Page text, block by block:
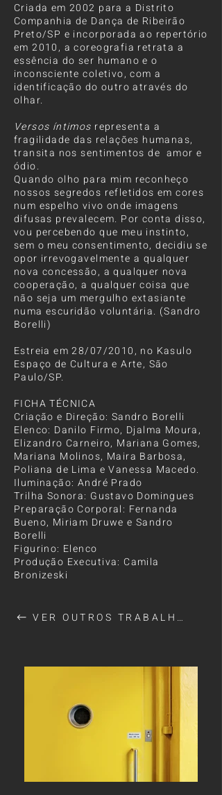
Criada em 2002 para a Distrito
Companhia de Dança de Ribeirão
Preto/SP e incorporada ao repertório
em 2010, a coreografia retrata a
essência do ser humano e o
inconsciente coletivo, com a
identificação do outro através do
olhar.
Versos íntimos representa a
fragilidade das relações humanas,
transita nos sentimentos de amor e
ódio.
Quando olho para mim reconheço
nossos segredos refletidos em cores
num espelho vivo onde imagens
difusas prevalecem. Por conta disso,
vou percebendo que meu instinto,
sem o meu consentimento, decidiu se
opor irrevogavelmente a qualquer
nova concessão, a qualquer nova
cooperação, a qualquer coisa que
não seja um mergulho extasiante
numa escuridão voluntária. (Sandro
Borelli)
Estreia em 28/07/2010, no Kasulo
Espaço de Cultura e Arte, São
Paulo/SP.
FICHA TÉCNICA
Criação e Direção: Sandro Borelli
Elenco: Danilo Firmo, Djalma Moura,
Elizandro Carneiro, Mariana Gomes,
Mariana Molinos, Maira Barbosa,
Poliana de Lima e Vanessa Macedo.
Iluminação: André Prado
Trilha Sonora: Gustavo Domingues
Preparação Corporal: Fernanda
Bueno, Miriam Druwe e Sandro
Borelli
Figurino: Elenco
Produção Executiva: Camila
Bronizeski
VER OUTROS TRABALHOS